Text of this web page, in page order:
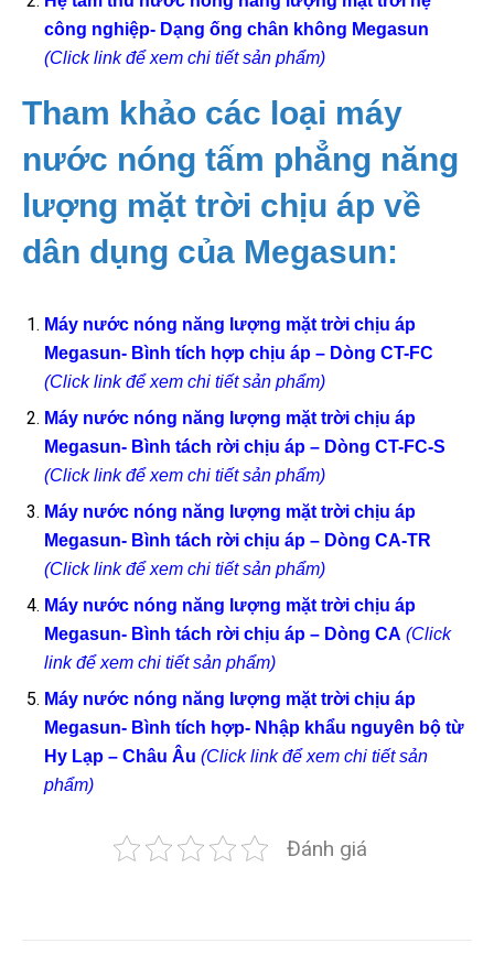
công nghiệp- Dạng ống chân không Megasun
(Click link để xem chi tiết sản phẩm)
Tham khảo các loại máy
nước nóng tấm phẳng năng
lượng mặt trời chịu áp về
dân dụng của Megasun:
Máy nước nóng năng lượng mặt trời chịu áp
Megasun- Bình tích hợp chịu áp – Dòng CT-FC
(Click link để xem chi tiết sản phẩm)
Máy nước nóng năng lượng mặt trời chịu áp
Megasun- Bình tách rời chịu áp – Dòng CT-FC-S
(Click link để xem chi tiết sản phẩm)
Máy nước nóng năng lượng mặt trời chịu áp
Megasun- Bình tách rời chịu áp – Dòng CA-TR
(Click link để xem chi tiết sản phẩm)
Máy nước nóng năng lượng mặt trời chịu áp
Megasun- Bình tách rời chịu áp – Dòng CA (Click
link để xem chi tiết sản phẩm)
Máy nước nóng năng lượng mặt trời chịu áp
Megasun- Bình tích hợp- Nhập khẩu nguyên bộ từ
Hy Lạp – Châu Âu (Click link để xem chi tiết sản
phẩm)
Đánh giá